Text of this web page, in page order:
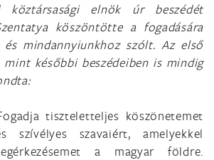
köztársasági elnök úr beszédét
köszöntötte a fogadására
és mindannyiunkhoz szólt. Az első
későbbi beszédeiben is mindig
tiszteletteljes köszönetemet
szívélyes szavaiért, amelyekkel
a magyar földre.